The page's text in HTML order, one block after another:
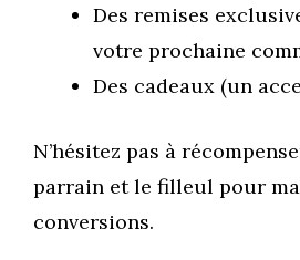
Des remises
votre prochaine
Des cadeaux (un
N’hésitez pas à
parrain et le filleul pour
conversions.